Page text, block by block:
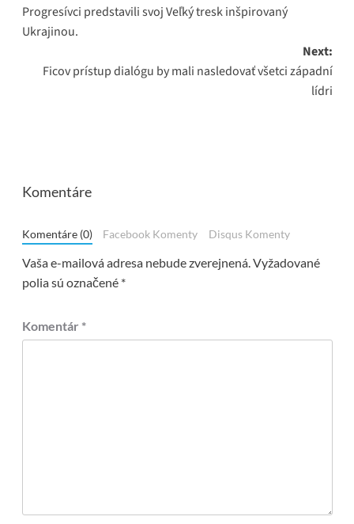
navigation
Progresívci predstavili svoj Veľký tresk inšpirovaný
Ukrajinou.
Next:
Ficov prístup dialógu by mali nasledovať všetci západní
lídri
Komentáre
Komentáre (0) Facebook Komenty Disqus Komenty
Vaša e-mailová adresa nebude zverejnená.Vyžadované
polia sú označené *
Komentár *